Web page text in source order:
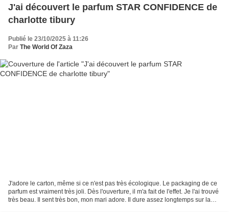
J'ai découvert le parfum STAR CONFIDENCE de
charlotte tibury
Publié le 23/10/2025 à 11:26
Par The World Of Zaza
J'adore le carton, même si ce n'est pas très écologique. Le packaging de ce
parfum est vraiment très joli. Dès l'ouverture, il m'a fait de l'effet. Je l'ai trouvé
très beau. Il sent très bon, mon mari adore. Il dure assez longtemps sur la